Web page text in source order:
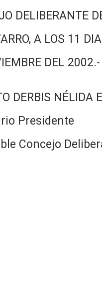
DELIBERANTE
A LOS 11
DEL 2002.-
DERBIS NÉLIDA
Presidente
Concejo